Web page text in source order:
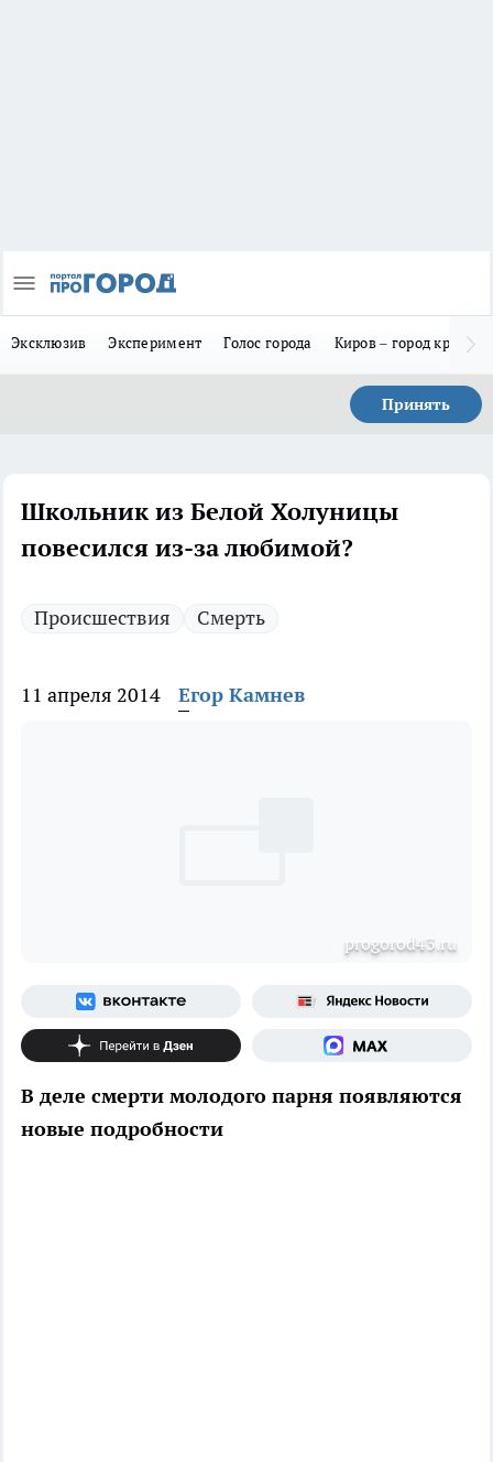
Эксклюзив Эксперимент Голос города Киров – город
Принять
Школьник из Белой Холуницы
повесился из-за любимой?
Происшествия Смерть
11 апреля 2014 Егор Камнев
progorod43.ru
В деле смерти молодого парня появляются
новые подробности